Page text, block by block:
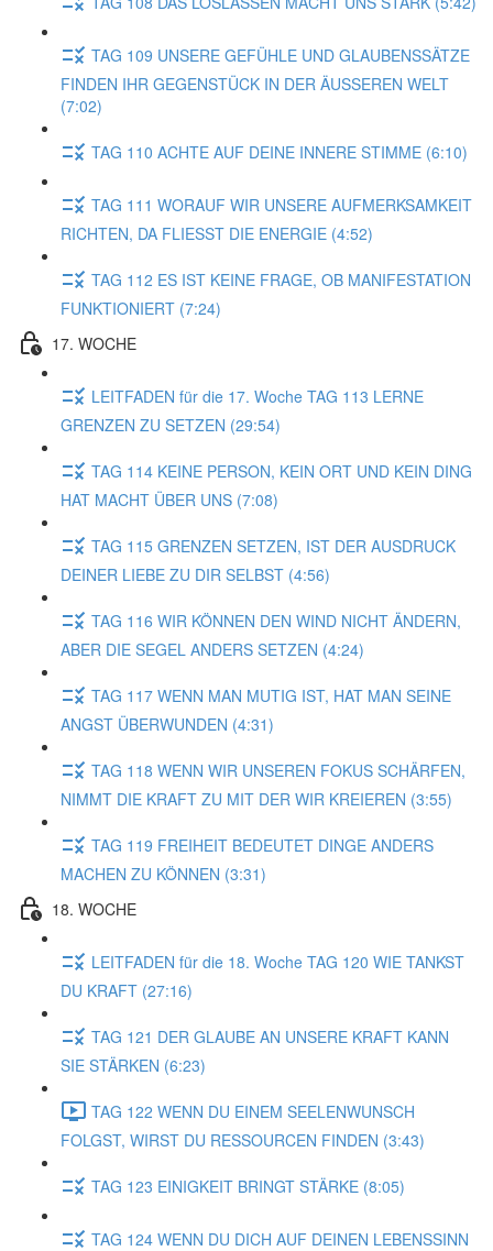
TAG 109 UNSERE GEFÜHLE UND GLAUBENSSÄTZE
FINDEN IHR GEGENSTÜCK IN DER ÄUSSEREN WELT
(7:02)
TAG 110 ACHTE AUF DEINE INNERE STIMME (6:10)
TAG 111 WORAUF WIR UNSERE AUFMERKSAMKEIT
RICHTEN, DA FLIESST DIE ENERGIE (4:52)
TAG 112 ES IST KEINE FRAGE, OB MANIFESTATION
FUNKTIONIERT (7:24)
17. WOCHE
LEITFADEN für die 17. Woche TAG 113 LERNE
GRENZEN ZU SETZEN (29:54)
TAG 114 KEINE PERSON, KEIN ORT UND KEIN DING
HAT MACHT ÜBER UNS (7:08)
TAG 115 GRENZEN SETZEN, IST DER AUSDRUCK
DEINER LIEBE ZU DIR SELBST (4:56)
TAG 116 WIR KÖNNEN DEN WIND NICHT ÄNDERN,
ABER DIE SEGEL ANDERS SETZEN (4:24)
TAG 117 WENN MAN MUTIG IST, HAT MAN SEINE
ANGST ÜBERWUNDEN (4:31)
TAG 118 WENN WIR UNSEREN FOKUS SCHÄRFEN,
NIMMT DIE KRAFT ZU MIT DER WIR KREIEREN (3:55)
TAG 119 FREIHEIT BEDEUTET DINGE ANDERS
MACHEN ZU KÖNNEN (3:31)
18. WOCHE
LEITFADEN für die 18. Woche TAG 120 WIE TANKST
DU KRAFT (27:16)
TAG 121 DER GLAUBE AN UNSERE KRAFT KANN
SIE STÄRKEN (6:23)
TAG 122 WENN DU EINEM SEELENWUNSCH
FOLGST, WIRST DU RESSOURCEN FINDEN (3:43)
TAG 123 EINIGKEIT BRINGT STÄRKE (8:05)
TAG 124 WENN DU DICH AUF DEINEN LEBENSSINN